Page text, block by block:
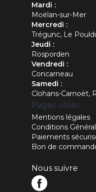
Mardi :
Moëlan-sur-Mer
Mercredi :
Trégunc, Le
Jeudi :
Rosporden
Vendredi :
Concarneau
Samedi :
Clohans-Carnoët,
Pages utiles
Mentions légales
Conditions
Paiements
Bon de
Nous suivre